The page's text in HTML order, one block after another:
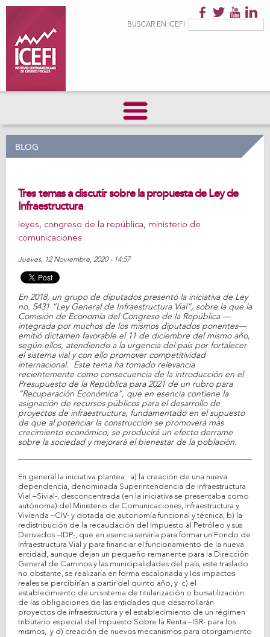
principalFormulario de
BUSCAR EN ICEFI:
BLOG
Tres temas a discutir sobre la propuesta de Ley de
Infraestructura
leyes, congreso de la república, ministerio de
comunicaciones
Jueves, 12 Noviembre, 2020 - 14:57
En 2018, un grupo de diputados presentó la iniciativa de Ley
no. 5431 “Ley General de Infraestructura Vial”, sobre la que la
Comisión de Economía del Congreso de la República —
integrada por muchos de los mismos diputados ponentes—
emitió dictamen favorable el 11 de diciembre del mismo año,
según ellos, atendiendo a la urgencia del país por fortalecer
el sistema vial y con ello promover competitividad
internacional. Este tema ha tomado relevancia
recientemente como consecuencia de la introducción en el
Presupuesto de la República para 2021 de un rubro para
“Recuperación Económica”, que en esencia contiene la
asignación de recursos públicos para el desarrollo de
proyectos de infraestructura, fundamentado en el supuesto
de que al potenciar la construcción se promoverá más
crecimiento económico, se producirá un efecto derrame
sobre la sociedad y mejorará el bienestar de la población.
En general la iniciativa plantea: a) la creación de una nueva
dependencia, denominada Superintendencia de Infraestructura
Vial –Sivial-, desconcentrada (en la iniciativa se presentaba como
autónoma) del Ministerio de Comunicaciones, Infraestructura y
Vivienda –CIV- y dotada de autonomía funcional y técnica; b) la
redistribución de la recaudación del Impuesto al Petróleo y sus
Derivados –IDP-, que en esencia serviría para formar un Fondo de
Infraestructura Vial y para financiar el funcionamiento de la nueva
entidad, aunque dejan un pequeño remanente para la Dirección
General de Caminos y las municipalidades del país; este traslado
no obstante, se realizaría en forma escalonada y los impactos
reales se percibirían a partir del quinto año, y c) el
establecimiento de un sistema de titularización o bursatilización
de las obligaciones de las entidades que desarrollarán
proyectos de infraestructura y el establecimiento de un régimen
tributario especial del Impuesto Sobre la Renta –ISR- para los
mismos, y d) creación de nuevos mecanismos para otorgamiento